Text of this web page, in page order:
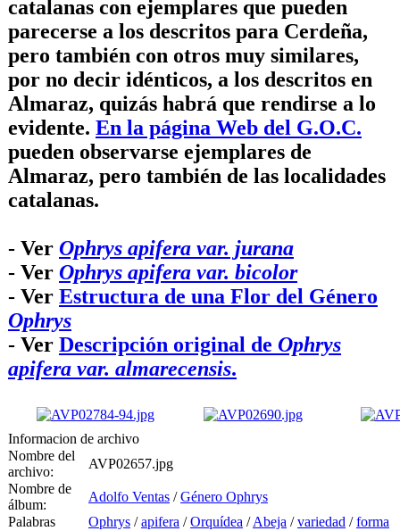
catalanas con ejemplares que pueden
parecerse a los descritos para Cerdeña,
pero también con otros muy similares,
por no decir idénticos, a los descritos en
Almaraz, quizás habrá que rendirse a lo
evidente. En la página Web del G.O.C.
pueden observarse ejemplares de
Almaraz, pero también de las localidades
catalanas.
- Ver Ophrys apifera var. jurana
- Ver Ophrys apifera var. bicolor
- Ver Estructura de una Flor del Género
Ophrys
- Ver Descripción original de Ophrys
apifera var. almarecensis.
Informacion de archivo
Nombre del
archivo:
AVP02657.jpg
Nombre de
álbum:
Adolfo Ventas /Género Ophrys
Palabras
Ophrys /apifera /Orquídea /Abeja /variedad /forma